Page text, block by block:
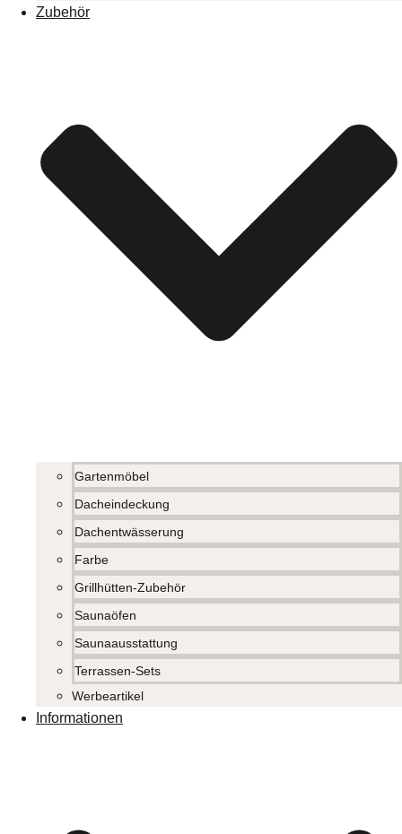
Zubehör
Gartenmöbel
Dacheindeckung
Dachentwässerung
Farbe
Grillhütten-Zubehör
Saunaöfen
Saunaausstattung
Terrassen-Sets
Werbeartikel
Informationen